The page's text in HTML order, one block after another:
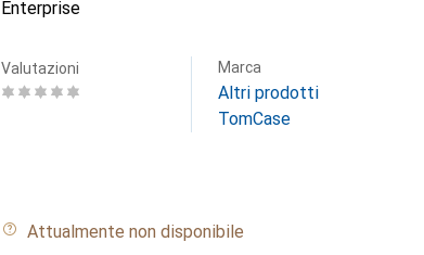
Enterprise
Valutazioni Marca
Altri prodotti
TomCase
Attualmente non disponibile